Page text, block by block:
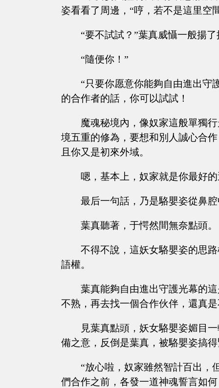
姿看看了周邊，“哼，若不是這里空
“要不試試？”葉真威懾一般揚
“隨便你！”
“只要你愿意你能夠自由進出守
的合作者的話，你可以試試！
魔魂秘境內，像奴家這般單獨
境五重的修為，要想和別人誠心合
且你又是初來外域。
嗯，基本上，奴家就是你最好
最后一句話，乃是駱嬰姿從鼻
葉真聽著，于愕然間無奈點頭。
不得不說，這妖女駱嬰姿的思
語權。
葉真能夠自由進出守護光幕的
不熟，再去找一個合作伙伴，還真
見葉真點頭，妖女駱嬰姿媚目
備之意，反倒是葉真，被駱嬰姿搞
“放心啦，奴家雖然智計百出，
們合作之前，各發一道神魂誓言如何